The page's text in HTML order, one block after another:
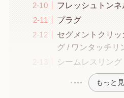
フレッシュトンネ
プラグ
セグメントクリ
グ / ワンタッチリ
シームレスリング
もっと